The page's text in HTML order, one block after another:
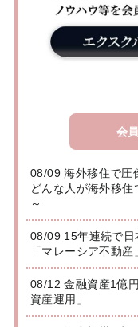
会
08/09 海外移住で圧
どんな人が海外移
～
08/09 15年連続で日
「マレーシア不動
08/12 金融資産1億
資産運用」